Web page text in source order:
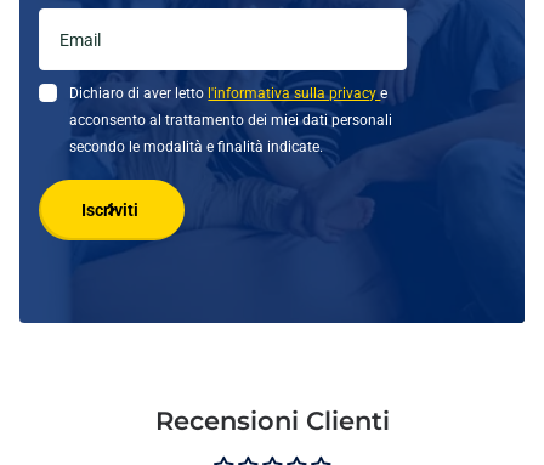
Dichiaro di aver letto l'informativa sulla privacye
acconsento al trattamento dei miei dati personali
secondo le modalità e finalità indicate.
Iscriviti
Recensioni Clienti